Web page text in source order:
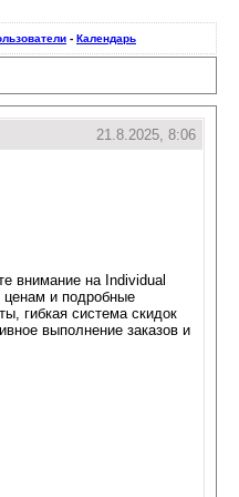
- Календарь
21.8.2025, 8:06
внимание на Individual
ценам и подробные
гибкая система скидок
выполнение заказов и